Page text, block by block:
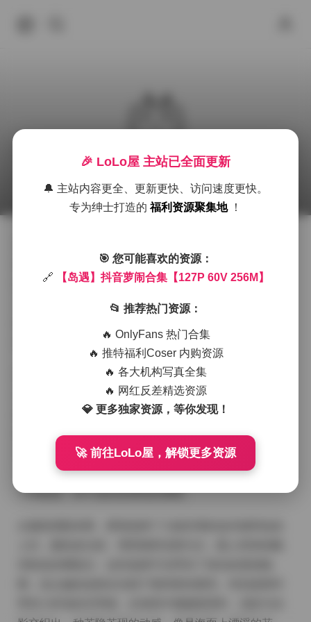
岛遇 抖音萝闹资源合集 127P 60V 256M
2026年6月30日 下午4:12 抖音反差 cos
微起伏的沙滩吸引。镜头里，少女站在礁石边，薄纱裙
摆随潮汐轻轻翻卷，阳光从云层间斜射，把她的轮廓镀
上一层柔和的金边。整体色调偏暖，沙粒的金黄与海水
拍摄现场其实并没有太多道具，只是利用了海岸线的起
伏和潮汐的变化。摄影师在不同的时段反复尝试，清晨
的雾气让画面带有一层轻纱感，午后的强光则把裙子的
细节打得更为立体。每一次快门都在捕捉她与海浪的互
动——有时是脚尖轻点浪花，有时是裙摆被风吹起形成
一个临时的波浪纹理。这种即兴的状态让整套作品充满
了呼吸感，而不是刻意摆拍的僵硬。
🎉 LoLo屋 主站已全面更新
🔔 主站内容更全、更新更快、访问速度更快。
专为绅士打造的福利资源聚集地 ！
🎯 您可能喜欢的资源：
🔗
【岛遇】抖音萝闹合集【127P 60V 256M】
📂 推荐热门资源：
🔥 OnlyFans 热门合集
🔥 推特福利Coser 内购资源
🔥 各大机构写真全集
🔥 网红反差精选资源
💎 更多独家资源，等你发现！
🚀 前往LoLo屋，解锁更多资源